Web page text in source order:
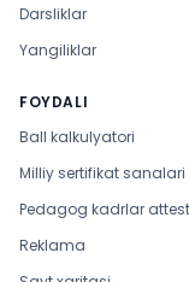
Darsliklar
Yangiliklar
FOYDALI
Ball kalkulyatori
Milliy sertifikat sanalari
Pedagog kadrlar
Reklama